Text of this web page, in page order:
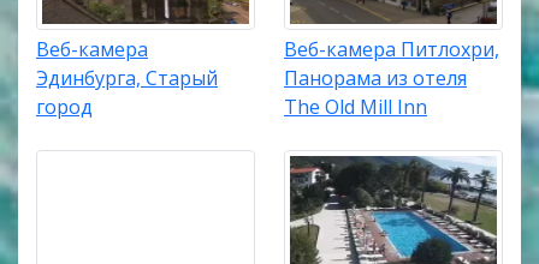
Веб-камера
Эдинбурга, Старый
город
Веб-камера Питлохри,
Панорама из отеля
The Old Mill Inn